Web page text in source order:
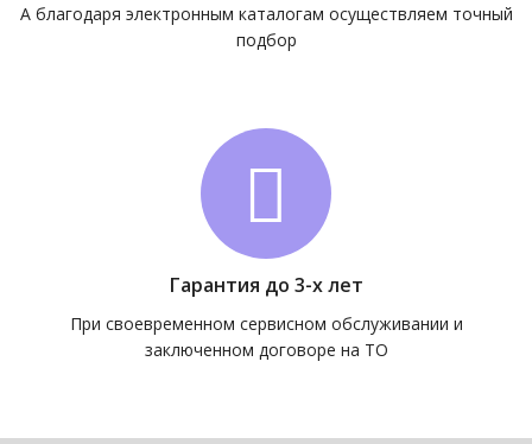
А благодаря электронным каталогам осуществляем точный
подбор
Гарантия до 3-х лет
При своевременном сервисном обслуживании и
заключенном договоре на ТО